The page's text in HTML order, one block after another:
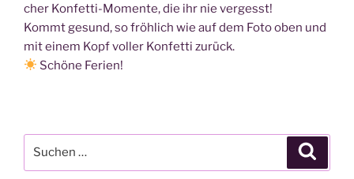
cher Kon­fet­ti-Momen­te, die ihr nie vergesst!
Kommt gesund, so fröh­lich wie auf dem Foto oben und
mit einem Kopf vol­ler Kon­fet­ti zurück.
Schö­ne Feri­en!
nach: